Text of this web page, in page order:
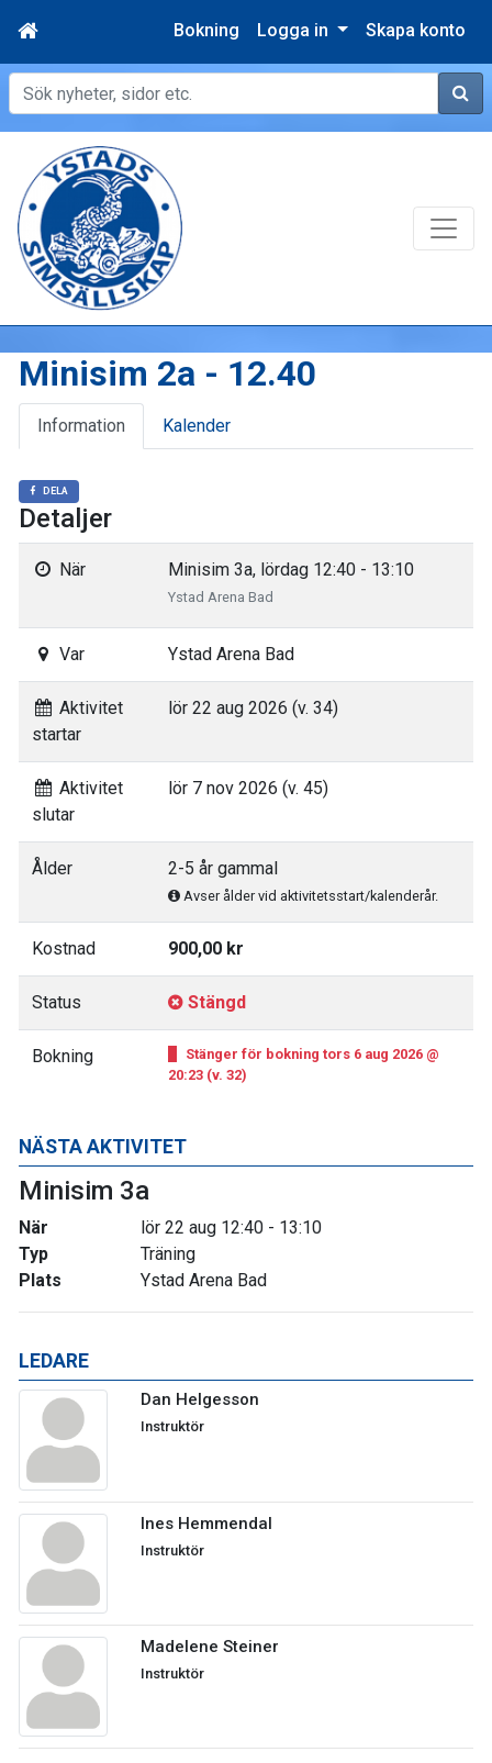
Bokning Logga in Skapa konto
Sök
NÄSTA AKTIVITET
Minisim 3a
När
lör 22 aug 12:40 - 13:10
Typ
Träning
Plats
Ystad Arena Bad
LEDARE
Dan Helgesson
Instruktör
Ines Hemmendal
Instruktör
Madelene Steiner
Instruktör
Minisim 2a - 12.40
Information Kalender
DELA
Detaljer
När Minisim 3a, lördag 12:40 - 13:10
Ystad Arena Bad
Var Ystad Arena Bad
Aktivitet
startar
lör 22 aug 2026 (v. 34)
Aktivitet
slutar
lör 7 nov 2026 (v. 45)
Ålder 2-5 år gammal
Avser ålder vid aktivitetsstart/kalenderår.
Kostnad 900,00 kr
Status Stängd
Bokning
Stänger för bokning tors 6 aug 2026 @
20:23 (v. 32)